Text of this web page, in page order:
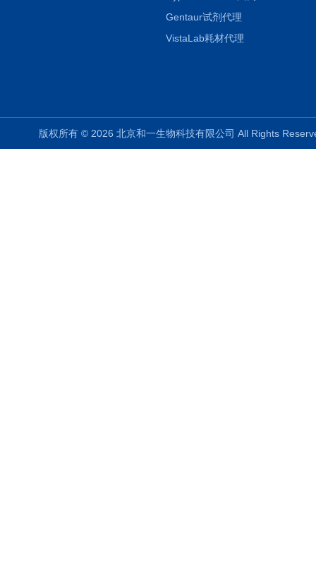
Gentaur试剂代理
VistaLab耗材代理
版权所有 © 2026 北京和一生物科技有限公司 All Rights